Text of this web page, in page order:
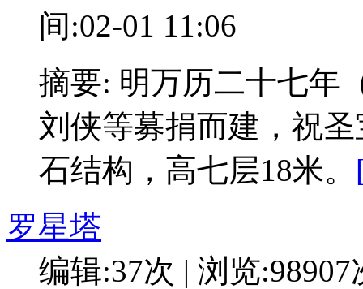
间:02-01 11:06
摘要: 明万历二十七年
刘侠等募捐而建，祝
石结构，高七层18米。
罗星塔
编辑:37次 | 浏览:98907